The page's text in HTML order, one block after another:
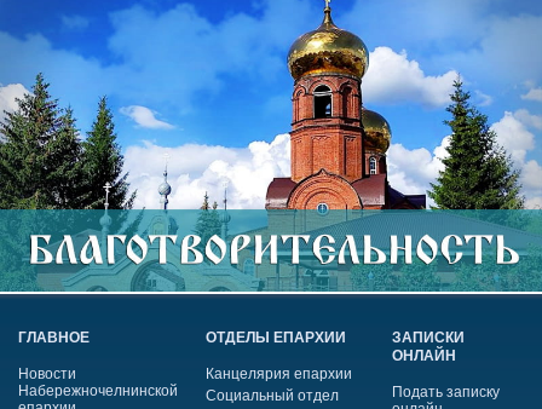
ГЛАВНОЕ
Новости
Набережночелнинской
ОТДЕЛЫ ЕПАРХИИ
Канцелярия епархии
Социальный отдел
ЗАПИСКИ
ОНЛАЙН
Подать записку